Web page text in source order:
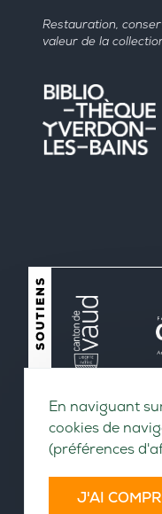
Restauration,
valeur de la
En naviguant
cookies de
(préférences
J'AI